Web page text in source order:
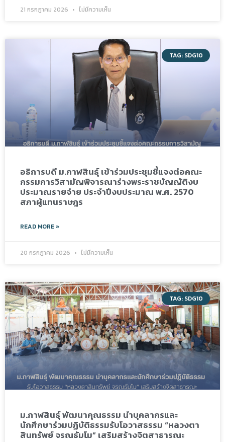
21 กรกฎาคม 2026 ไม่มีความเห็น
TAG: SDG10
อธิการบดี ม.กาฬสินธุ์ เข้าร่วมประชุมชี้แจงต่อคณะ
กรรมการวิสามัญพิจารณาร่างพระราชบัญญัติงบ
ประมาณรายจ่าย ประจำปีงบประมาณ พ.ศ. 2570
สภาผู้แทนราษฎร
READ MORE »
20 กรกฎาคม 2026 ไม่มีความเห็น
TAG: SDG10
ม.กาฬสินธุ์ พัฒนาคุณธรรม นำบุคลากรและ
นักศึกษาร่วมปฏิบัติธรรมรับโอวาสธรรม “หลวงตา
สินทรัพย์ จรณธัมโม” เสริมสร้างจิตสาธารณะ